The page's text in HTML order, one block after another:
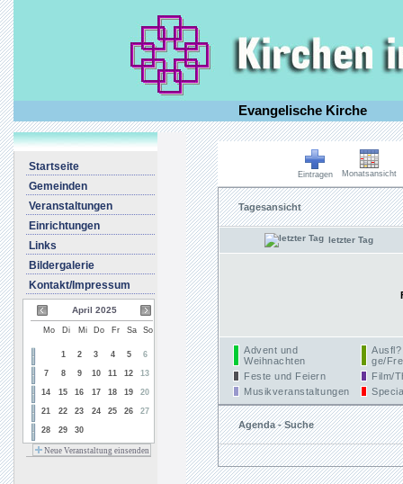
Evangelische Kirche
Startseite
Gemeinden
Veranstaltungen
Einrichtungen
Links
Bildergalerie
Kontakt/Impressum
April 2025
Mo Di Mi Do Fr Sa So
1 2 3 4 5 6
7 8 9 10 11 12 13
14 15 16 17 18 19 20
21 22 23 24 25 26 27
28 29 30
Neue Veranstaltung einsenden
Eintragen Monatsansicht
Tagesansicht
letzter Tag
Advent und
Weihnachten
Ausfl?
ge/
Feste und Feiern
Film/
Musikveranstaltungen
Agenda - Suche